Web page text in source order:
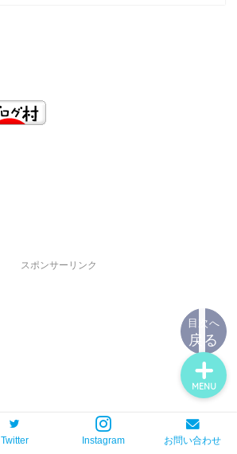
目次へ
戻る
スポンサーリンク
Twitter Instagram お問い合わせ
MENU